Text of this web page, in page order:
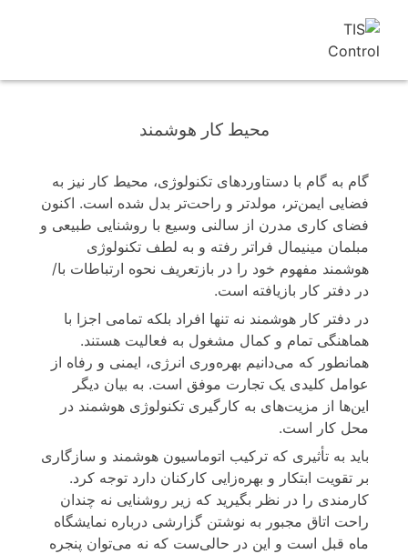
محیط کار هوشمند
گام به گام با دستاوردهای تکنولوژی، محیط کار نیز به
فضایی ایمن‌تر، مولدتر و راحت‌تر بدل شده است. اکنون
فضای کاری مدرن از سالنی وسیع با روشنایی طبیعی و
مبلمان مینیمال فراتر رفته و به لطف تکنولوژی
هوشمند مفهوم خود را در بازتعریف نحوه ارتباطات با/
در دفتر کار بازیافته است.
در دفتر کار هوشمند نه تنها افراد بلکه تمامی اجزا با
هماهنگی تمام و کمال مشغول به فعالیت هستند.
همانطور که می‌دانیم بهره‌وری انرژی، ایمنی و رفاه از
عوامل کلیدی یک تجارت موفق است. به بیان دیگر
این‌ها از مزیت‌های به ‌کارگیری تکنولوژی هوشمند در
محل کار است.
باید به تأثیری که ترکیب اتوماسیون هوشمند و سازگاری
بر تقویت ابتکار و بهره‌زایی کارکنان دارد توجه کرد.
کارمندی را در نظر بگیرید که زیر روشنایی نه چندان
راحت اتاق مجبور به نوشتن گزارشی درباره نمایشگاه
ماه قبل است و این در حالی‌ست که نه می‌توان پنجره